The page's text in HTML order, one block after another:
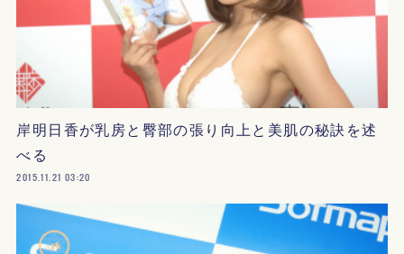
岸明日香が乳房と臀部の張り向上と美肌の秘訣を述
べる
2015.11.21 03:20